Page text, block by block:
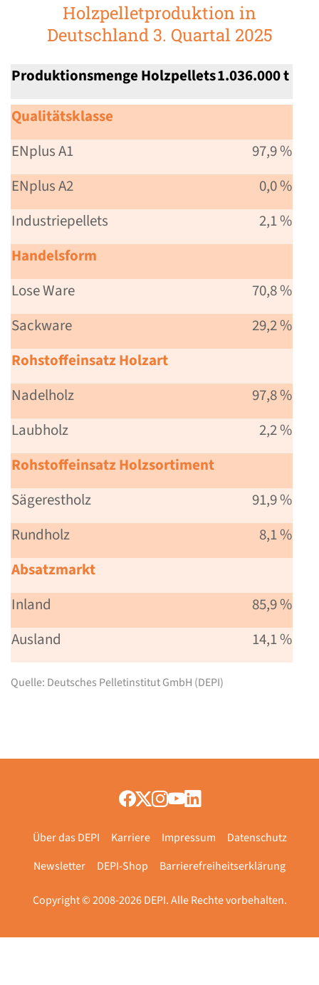
Holzpelletproduktion in
Deutschland 3. Quartal 2025
Quelle: Deutsches Pelletinstitut GmbH (DEPI)
Produktionsmenge Holzpellets1.036.000 t
Qualitätsklasse
ENplus A1
97,9 %
ENplus A2
0,0 %
Industriepellets
2,1 %
Handelsform
Lose Ware
70,8 %
Sackware
29,2 %
Rohstoffeinsatz Holzart
Nadelholz
97,8 %
Laubholz
2,2 %
Rohstoffeinsatz Holzsortiment
Sägerestholz
91,9 %
Rundholz
8,1 %
Absatzmarkt
Inland
85,9 %
Ausland
14,1 %
Copyright © 2008-2026 DEPI. Alle Rechte vorbehalten.
Über das DEPI Karriere Impressum
Datenschutz
Newsletter
DEPI-Shop Barrierefreiheitserklärung